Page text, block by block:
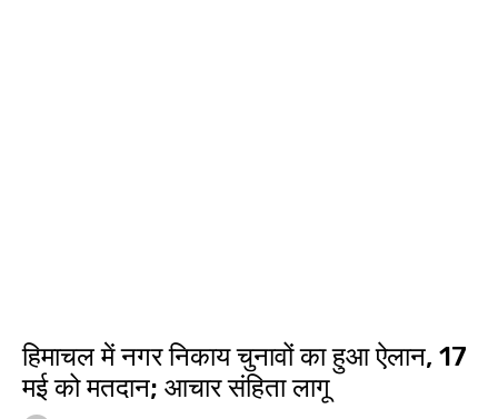
हिमाचल में नगर निकाय चुनावों का हुआ ऐलान, 17
मई को मतदान; आचार संहिता लागू